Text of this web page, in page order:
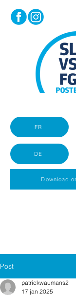
DE
FR
Download
Post
patrickwaumans2
17 jan 2025